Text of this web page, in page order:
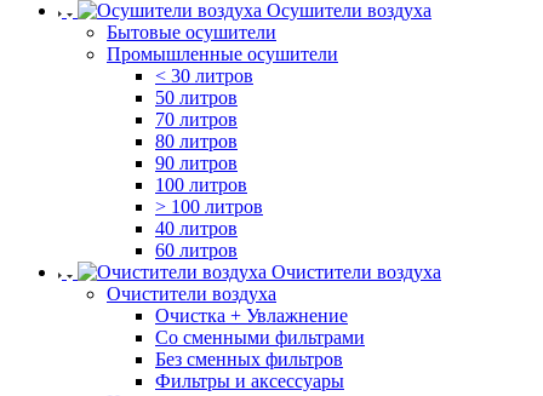
Осушители воздуха
Бытовые осушители
Промышленные осушители
< 30 литров
50 литров
70 литров
80 литров
90 литров
100 литров
> 100 литров
40 литров
60 литров
Очистители воздуха
Очистители воздуха
Очистка + Увлажнение
Cо сменными фильтрами
Без сменных фильтров
Фильтры и аксессуары